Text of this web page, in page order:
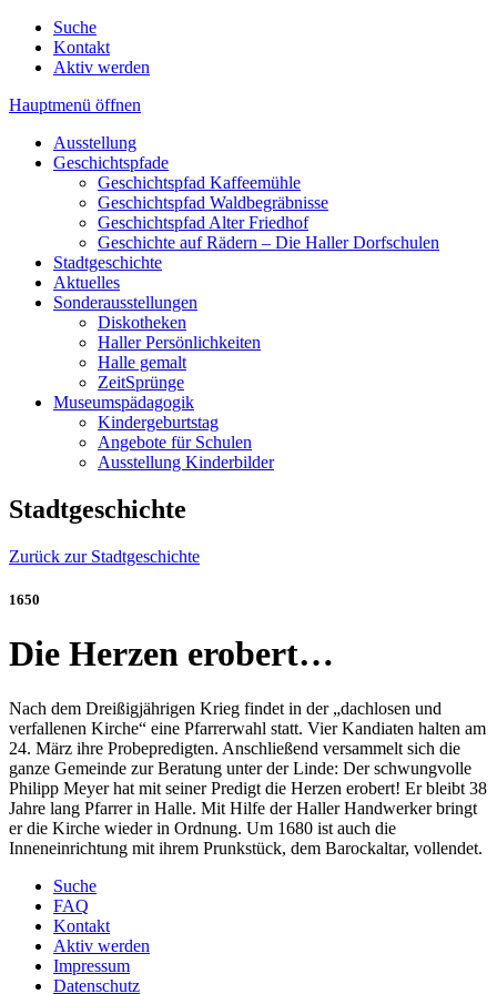
Suche
Kontakt
Aktiv werden
Hauptmenü öffnen
Ausstellung
Geschichtspfade
Geschichtspfad Kaffeemühle
Geschichtspfad Waldbegräbnisse
Geschichtspfad Alter Friedhof
Geschichte auf Rädern – Die Haller Dorfschulen
Stadtgeschichte
Aktuelles
Sonderausstellungen
Diskotheken
Haller Persönlichkeiten
Halle gemalt
ZeitSprünge
Museumspädagogik
Kindergeburtstag
Angebote für Schulen
Ausstellung Kinderbilder
Stadtgeschichte
Zurück zur Stadtgeschichte
1650
Die Herzen erobert…
Nach dem Dreißigjährigen Krieg findet in der „dachlosen und
verfallenen Kirche“ eine Pfarrerwahl statt. Vier Kandiaten halten am
24. März ihre Probepredigten. Anschließend versammelt sich die
ganze Gemeinde zur Beratung unter der Linde: Der schwungvolle
Philipp Meyer hat mit seiner Predigt die Herzen erobert! Er bleibt 38
Jahre lang Pfarrer in Halle. Mit Hilfe der Haller Handwerker bringt
er die Kirche wieder in Ordnung. Um 1680 ist auch die
Inneneinrichtung mit ihrem Prunkstück, dem Barockaltar, vollendet.
Suche
FAQ
Kontakt
Aktiv werden
Impressum
Datenschutz